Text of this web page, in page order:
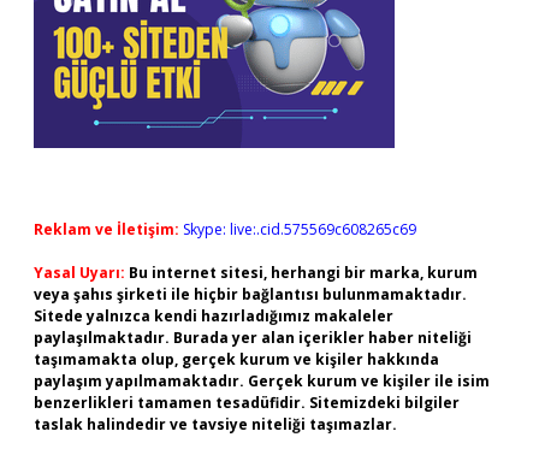
Reklam ve İletişim: Skype: live:.cid.575569c608265c69
Yasal Uyarı: Bu internet sitesi, herhangi bir marka, kurum
veya şahıs şirketi ile hiçbir bağlantısı bulunmamaktadır.
Sitede yalnızca kendi hazırladığımız makaleler
paylaşılmaktadır. Burada yer alan içerikler haber niteliği
taşımamakta olup, gerçek kurum ve kişiler hakkında
paylaşım yapılmamaktadır. Gerçek kurum ve kişiler ile isim
benzerlikleri tamamen tesadüfidir. Sitemizdeki bilgiler
taslak halindedir ve tavsiye niteliği taşımazlar.